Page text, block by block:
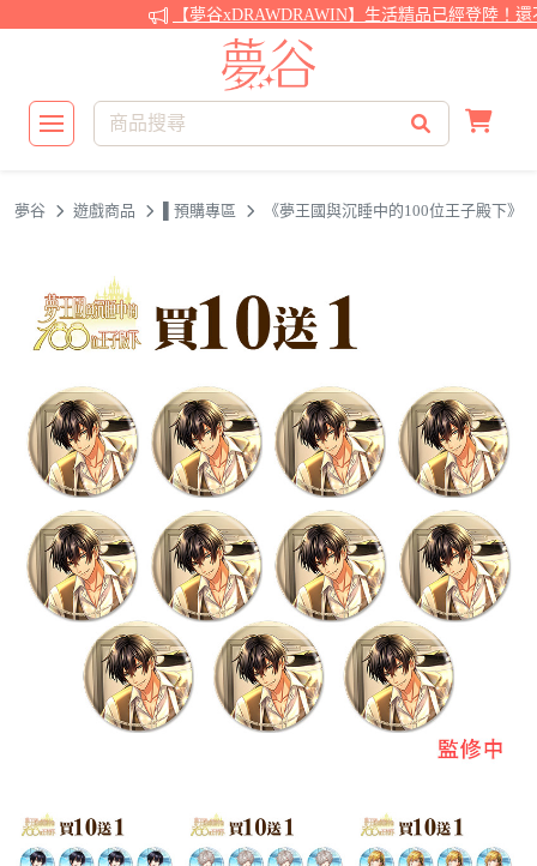
【夢谷xDRAWDRAWIN】生活精品已經登陸！還
夢谷 遊戲商品 ▌預購專區 《夢王國與沉睡中的100位王子殿下》